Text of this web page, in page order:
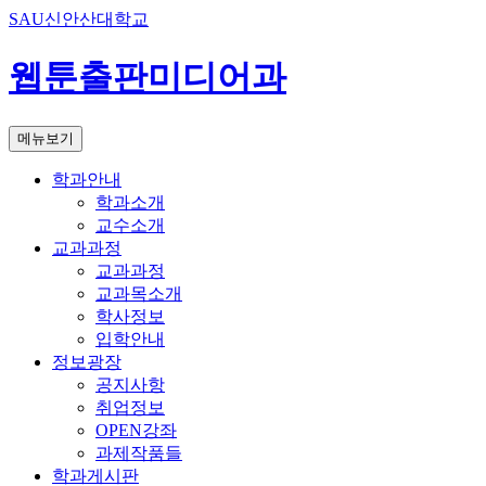
SAU신안산대학교
웹툰출판미디어과
메뉴보기
학과안내
학과소개
교수소개
교과과정
교과과정
교과목소개
학사정보
입학안내
정보광장
공지사항
취업정보
OPEN강좌
과제작품들
학과게시판